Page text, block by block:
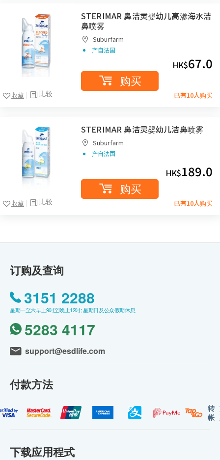
比较
收藏
STERIMAR 鼻洁灵婴幼儿高渗海水洁
鼻喷雾
Suburfarm
产自法国
HK$67.0
购买
已有10人购买
比较
收藏
STERIMAR 鼻洁灵婴幼儿洁鼻喷雾
Suburfarm
产自法国
HK$189.0
购买
已有10人购买
订购及查询
3151 2288
星期一至六早上9时至晚上12时; 星期日及公众假期休息
5283 4117
support@esdlife.com
付款方法
转
帐
下载应用程式